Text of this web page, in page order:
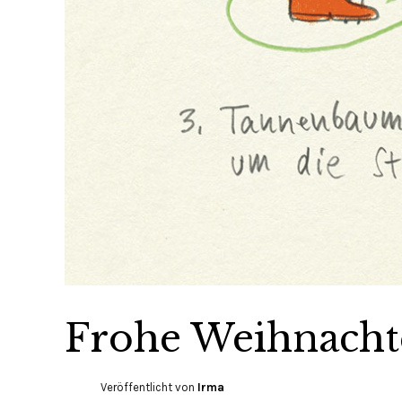
Frohe
Veröffentlicht von Irma